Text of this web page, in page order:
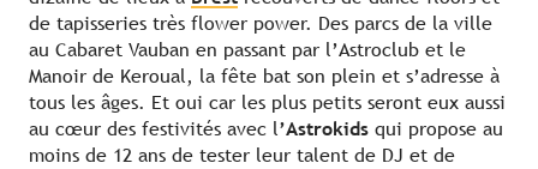
de tapisseries très flower power. Des parcs de la ville
au Cabaret Vauban en passant par l’Astroclub et le
Manoir de Keroual, la fête bat son plein et s’adresse à
tous les âges. Et oui car les plus petits seront eux aussi
au cœur des festivités avec l’Astrokids qui propose au
moins de 12 ans de tester leur talent de DJ et de